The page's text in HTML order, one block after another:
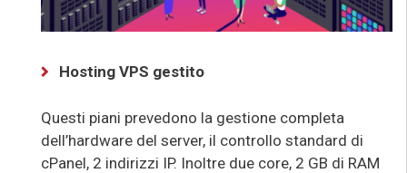
Hosting VPS gestito
Questi piani prevedono la gestione completa
dell’hardware del server, il controllo standard di
cPanel, 2 indirizzi IP. Inoltre due core, 2 GB di RAM